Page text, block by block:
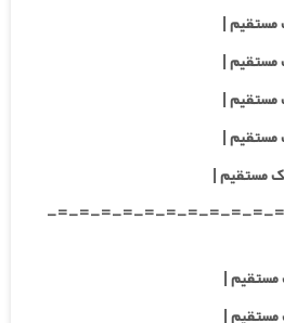
-=-=-=-=-=-=-=-=-=-=-